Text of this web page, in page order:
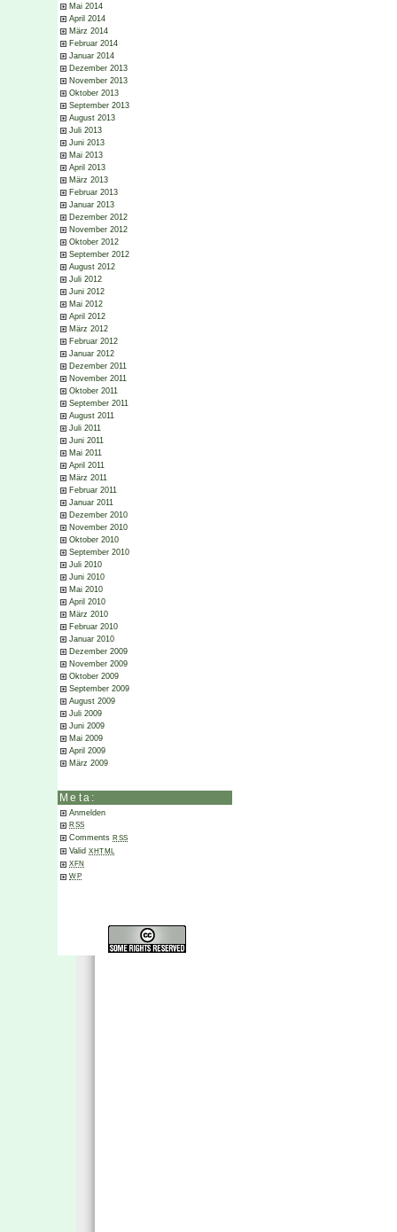
Mai 2014
April 2014
März 2014
Februar 2014
Januar 2014
Dezember 2013
November 2013
Oktober 2013
September 2013
August 2013
Juli 2013
Juni 2013
Mai 2013
April 2013
März 2013
Februar 2013
Januar 2013
Dezember 2012
November 2012
Oktober 2012
September 2012
August 2012
Juli 2012
Juni 2012
Mai 2012
April 2012
März 2012
Februar 2012
Januar 2012
Dezember 2011
November 2011
Oktober 2011
September 2011
August 2011
Juli 2011
Juni 2011
Mai 2011
April 2011
März 2011
Februar 2011
Januar 2011
Dezember 2010
November 2010
Oktober 2010
September 2010
Juli 2010
Juni 2010
Mai 2010
April 2010
März 2010
Februar 2010
Januar 2010
Dezember 2009
November 2009
Oktober 2009
September 2009
August 2009
Juli 2009
Juni 2009
Mai 2009
April 2009
März 2009
Meta:
Anmelden
RSS
Comments RSS
Valid XHTML
XFN
WP